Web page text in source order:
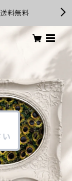
料無料